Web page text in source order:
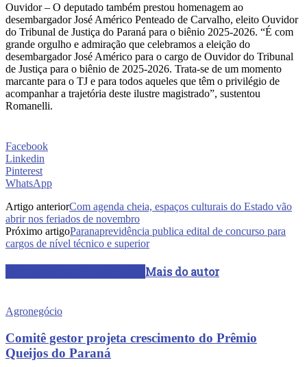
Ouvidor – O deputado também prestou homenagem ao
desembargador José Américo Penteado de Carvalho, eleito Ouvidor
do Tribunal de Justiça do Paraná para o biênio 2025-2026. “É com
grande orgulho e admiração que celebramos a eleição do
desembargador José Américo para o cargo de Ouvidor do Tribunal
de Justiça para o biênio de 2025-2026. Trata-se de um momento
marcante para o TJ e para todos aqueles que têm o privilégio de
acompanhar a trajetória deste ilustre magistrado”, sustentou
Romanelli.
Facebook
Linkedin
Pinterest
WhatsApp
Artigo anteriorCom agenda cheia, espaços culturais do Estado vão
abrir nos feriados de novembro
Próximo artigoParanaprevidência publica edital de concurso para
cargos de nível técnico e superior
Mais do autor
Agronegócio
Comitê gestor projeta crescimento do Prêmio
Queijos do Paraná